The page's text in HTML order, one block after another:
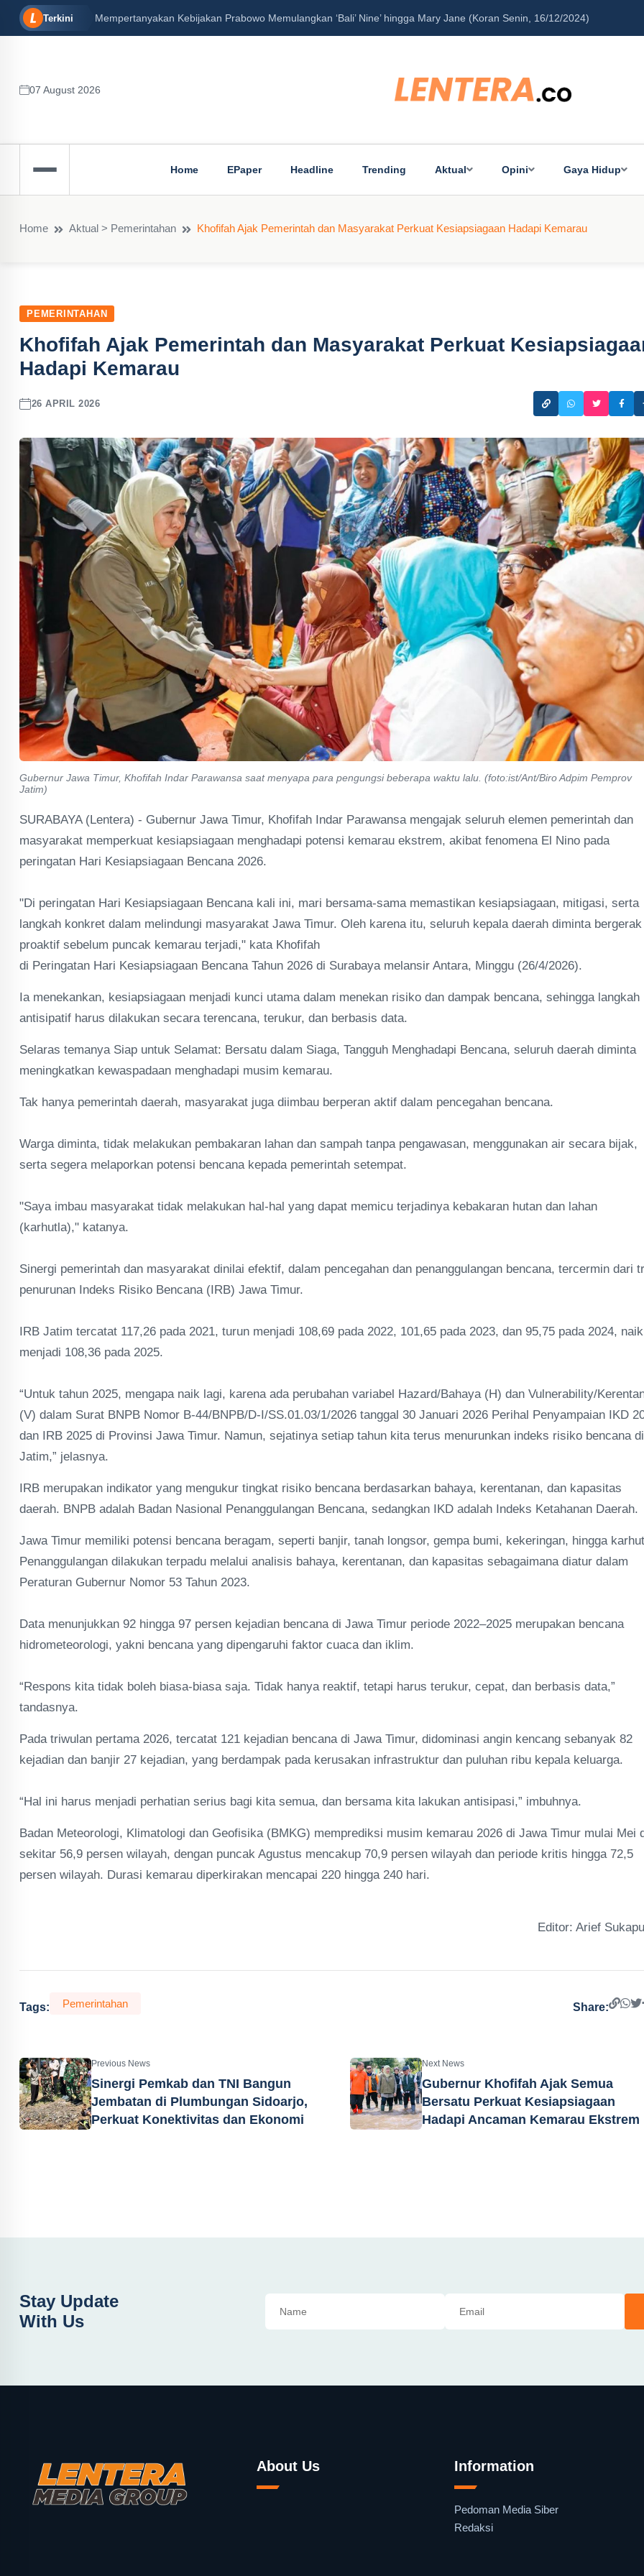
Terkini
Mempertanyakan Kebijakan Prabowo Memulangkan ‘Bali’ Nine’ hingga Mary Jane (Koran Senin, 16/12/2024) Peran Besar
07 August 2026
Home EPaper Headline Trending Aktual Opini Gaya Hidup
Home Aktual > Pemerintahan Khofifah Ajak Pemerintah dan Masyarakat Perkuat Kesiapsiagaan Hadapi Kemarau
PEMERINTAHAN
Khofifah Ajak Pemerintah dan Masyarakat Perkuat
Hadapi Kemarau
26 APRIL 2026
Gubernur Jawa Timur, Khofifah Indar Parawansa saat menyapa para pengungsi beberapa waktu lalu. (foto:ist/Ant/Biro Adpim Pemprov
Jatim)
SURABAYA (Lentera) - Gubernur Jawa Timur, Khofifah Indar Parawansa mengajak seluruh elemen pemerintah dan
masyarakat memperkuat kesiapsiagaan menghadapi potensi kemarau ekstrem, akibat fenomena El Nino pada
peringatan Hari Kesiapsiagaan Bencana 2026.
"Di peringatan Hari Kesiapsiagaan Bencana kali ini, mari bersama-sama memastikan kesiapsiagaan, mitigasi, serta
langkah konkret dalam melindungi masyarakat Jawa Timur. Oleh karena itu, seluruh kepala daerah diminta bergerak
proaktif sebelum puncak kemarau terjadi," kata Khofifah
di Peringatan Hari Kesiapsiagaan Bencana Tahun 2026 di Surabaya melansir Antara, Minggu (26/4/2026).
Ia menekankan, kesiapsiagaan menjadi kunci utama dalam menekan risiko dan dampak bencana, sehingga langkah
antisipatif harus dilakukan secara terencana, terukur, dan berbasis data.
Selaras temanya Siap untuk Selamat: Bersatu dalam Siaga, Tangguh Menghadapi Bencana, seluruh daerah diminta
meningkatkan kewaspadaan menghadapi musim kemarau.
Tak hanya pemerintah daerah, masyarakat juga diimbau berperan aktif dalam pencegahan bencana.
Warga diminta, tidak melakukan pembakaran lahan dan sampah tanpa pengawasan, menggunakan air secara bijak,
serta segera melaporkan potensi bencana kepada pemerintah setempat.
"Saya imbau masyarakat tidak melakukan hal-hal yang dapat memicu terjadinya kebakaran hutan dan lahan
(karhutla)," katanya.
Sinergi pemerintah dan masyarakat dinilai efektif, dalam pencegahan dan penanggulangan bencana, tercermin dari
penurunan Indeks Risiko Bencana (IRB) Jawa Timur.
IRB Jatim tercatat 117,26 pada 2021, turun menjadi 108,69 pada 2022, 101,65 pada 2023, dan 95,75 pada 2024, naik
menjadi 108,36 pada 2025.
“Untuk tahun 2025, mengapa naik lagi, karena ada perubahan variabel Hazard/Bahaya (H) dan Vulnerability/
(V) dalam Surat BNPB Nomor B-44/BNPB/D-I/SS.01.03/1/2026 tanggal 30 Januari 2026 Perihal Penyampaian IKD
dan IRB 2025 di Provinsi Jawa Timur. Namun, sejatinya setiap tahun kita terus menurunkan indeks risiko bencana di
Jatim,” jelasnya.
IRB merupakan indikator yang mengukur tingkat risiko bencana berdasarkan bahaya, kerentanan, dan kapasitas
daerah. BNPB adalah Badan Nasional Penanggulangan Bencana, sedangkan IKD adalah Indeks Ketahanan Daerah.
Jawa Timur memiliki potensi bencana beragam, seperti banjir, tanah longsor, gempa bumi, kekeringan, hingga
Penanggulangan dilakukan terpadu melalui analisis bahaya, kerentanan, dan kapasitas sebagaimana diatur dalam
Peraturan Gubernur Nomor 53 Tahun 2023.
Data menunjukkan 92 hingga 97 persen kejadian bencana di Jawa Timur periode 2022–2025 merupakan bencana
hidrometeorologi, yakni bencana yang dipengaruhi faktor cuaca dan iklim.
“Respons kita tidak boleh biasa-biasa saja. Tidak hanya reaktif, tetapi harus terukur, cepat, dan berbasis data,”
tandasnya.
Pada triwulan pertama 2026, tercatat 121 kejadian bencana di Jawa Timur, didominasi angin kencang sebanyak 82
kejadian dan banjir 27 kejadian, yang berdampak pada kerusakan infrastruktur dan puluhan ribu kepala keluarga.
“Hal ini harus menjadi perhatian serius bagi kita semua, dan bersama kita lakukan antisipasi,” imbuhnya.
Badan Meteorologi, Klimatologi dan Geofisika (BMKG) memprediksi musim kemarau 2026 di Jawa Timur mulai Mei
sekitar 56,9 persen wilayah, dengan puncak Agustus mencakup 70,9 persen wilayah dan periode kritis hingga 72,5
persen wilayah. Durasi kemarau diperkirakan mencapai 220 hingga 240 hari.
Editor: Arief
Tags: Pemerintahan Share:
Previous News
Sinergi Pemkab dan TNI Bangun
Jembatan di Plumbungan Sidoarjo,
Perkuat Konektivitas dan Ekonomi
Next News
Gubernur Khofifah Ajak Semua
Bersatu Perkuat Kesiapsiagaan
Hadapi Ancaman Kemarau Ekstrem
Stay Update
With Us
About Us Information
Pedoman Media Siber
Redaksi